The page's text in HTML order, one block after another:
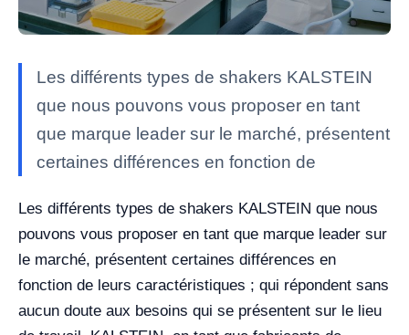
Les différents types de shakers KALSTEIN
que nous pouvons vous proposer en tant
que marque leader sur le marché, présentent
certaines différences en fonction de
Les différents types de shakers KALSTEIN que nous
pouvons vous proposer en tant que marque leader sur
le marché, présentent certaines différences en
fonction de leurs caractéristiques ; qui répondent sans
aucun doute aux besoins qui se présentent sur le lieu